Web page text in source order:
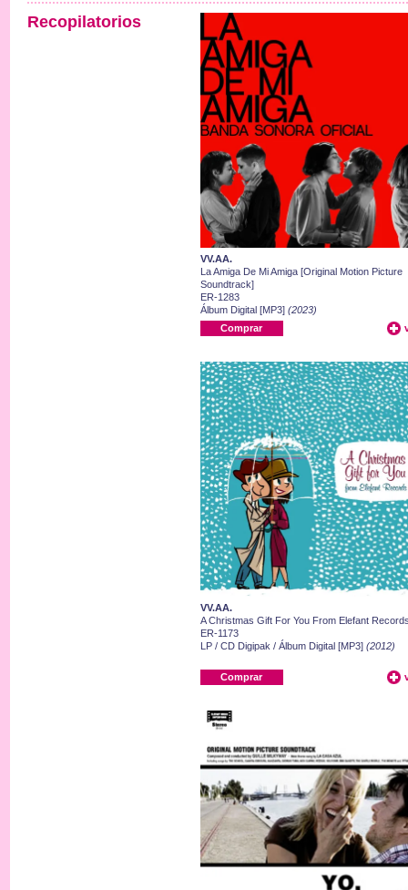
Recopilatorios
VV.AA.
La Amiga De Mi Amiga [Original Motion Picture
Soundtrack]
ER-1283
Álbum Digital [MP3] (2023)
Comprar
VV.AA.
A Christmas Gift For You From Elefant
ER-1173
LP / CD Digipak / Álbum Digital [MP3] (2012)
Comprar